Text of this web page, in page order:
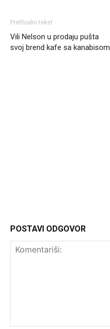
Prethodni tekst
Vili Nelson u prodaju pušta
svoj brend kafe sa kanabisom
POSTAVI ODGOVOR